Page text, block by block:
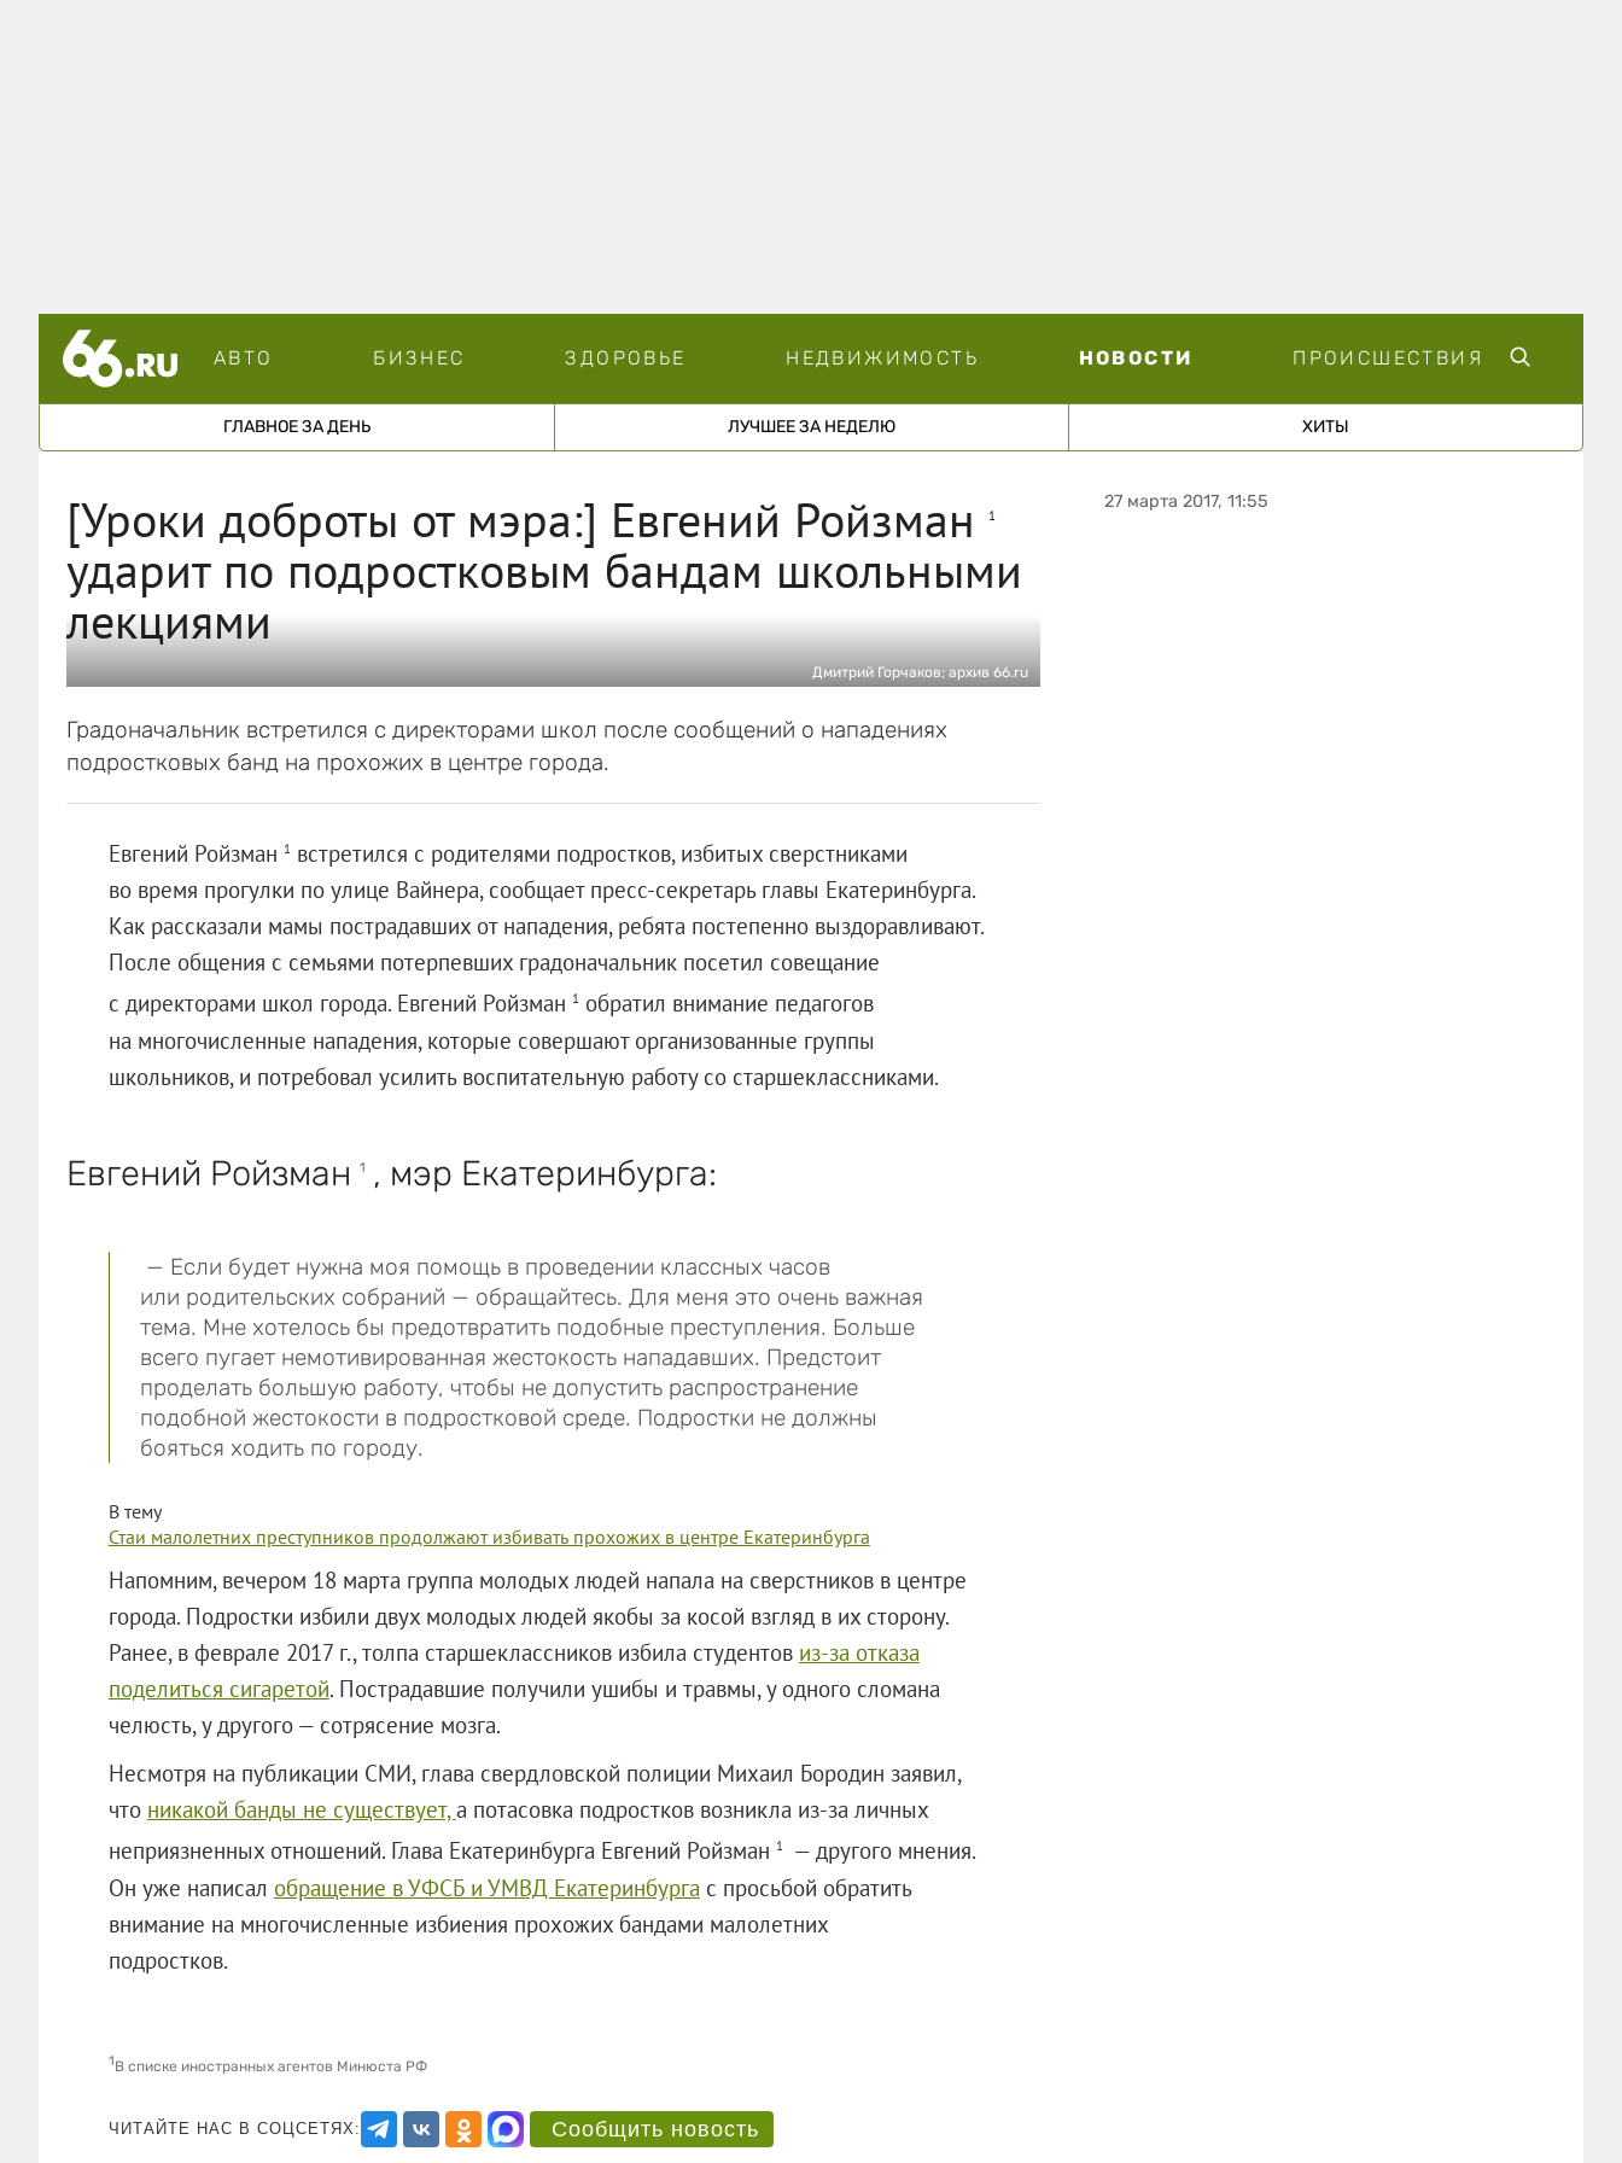
АВТО БИЗНЕС ЗДОРОВЬЕ НЕДВИЖИМОСТЬ НОВОСТИ ПРОИСШЕСТВИЯ
ГЛАВНОЕ ЗА ДЕНЬ ЛУЧШЕЕ ЗА НЕДЕЛЮ ХИТЫ
[Уроки доброты от мэра:] Евгений Ройзман 1
ударит по подростковым бандам школьными
лекциями
Дмитрий Горчаков; архив 66.ru
Градоначальник встретился с директорами школ после сообщений о нападениях
подростковых банд на прохожих в центре города.
Евгений Ройзман 1 встретился с родителями подростков, избитых сверстниками
во время прогулки по улице Вайнера, сообщает пресс-секретарь главы Екатеринбурга.
Как рассказали мамы пострадавших от нападения, ребята постепенно выздоравливают.
После общения с семьями потерпевших градоначальник посетил совещание
с директорами школ города. Евгений Ройзман 1 обратил внимание педагогов
на многочисленные нападения, которые совершают организованные группы
школьников, и потребовал усилить воспитательную работу со старшеклассниками.
Евгений Ройзман 1, мэр Екатеринбурга:
— Если будет нужна моя помощь в проведении классных часов
или родительских собраний — обращайтесь. Для меня это очень важная
тема. Мне хотелось бы предотвратить подобные преступления. Больше
всего пугает немотивированная жестокость нападавших. Предстоит
проделать большую работу, чтобы не допустить распространение
подобной жестокости в подростковой среде. Подростки не должны
бояться ходить по городу.
В тему
Стаи малолетних преступников продолжают избивать прохожих в центре Екатеринбурга
Напомним, вечером 18 марта группа молодых людей напала на сверстников в центре
города. Подростки избили двух молодых людей якобы за косой взгляд в их сторону.
Ранее, в феврале 2017 г., толпа старшеклассников избила студентов из-за отказа
поделиться сигаретой. Пострадавшие получили ушибы и травмы, у одного сломана
челюсть, у другого — сотрясение мозга.
Несмотря на публикации СМИ, глава свердловской полиции Михаил Бородин заявил,
что никакой банды не существует,а потасовка подростков возникла из-за личных
неприязненных отношений. Глава Екатеринбурга Евгений Ройзман 1
— другого мнения.
Он уже написал обращение в УФСБ и УМВД Екатеринбурга с просьбой обратить
внимание на многочисленные избиения прохожих бандами малолетних
подростков.
1В списке иностранных агентов Минюста РФ
ЧИТАЙТЕ НАС В СОЦСЕТЯХ: Сообщить новость
27 марта 2017, 11:55